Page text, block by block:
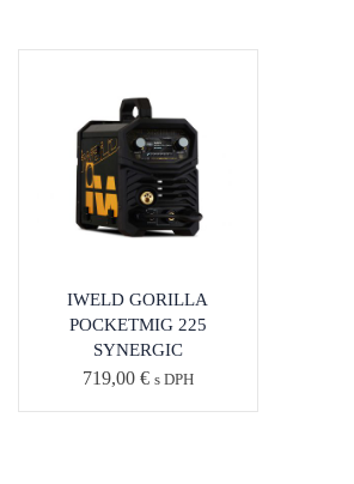
IWELD GORILLA
POCKETMIG 225
SYNERGIC
719,00 € s DPH